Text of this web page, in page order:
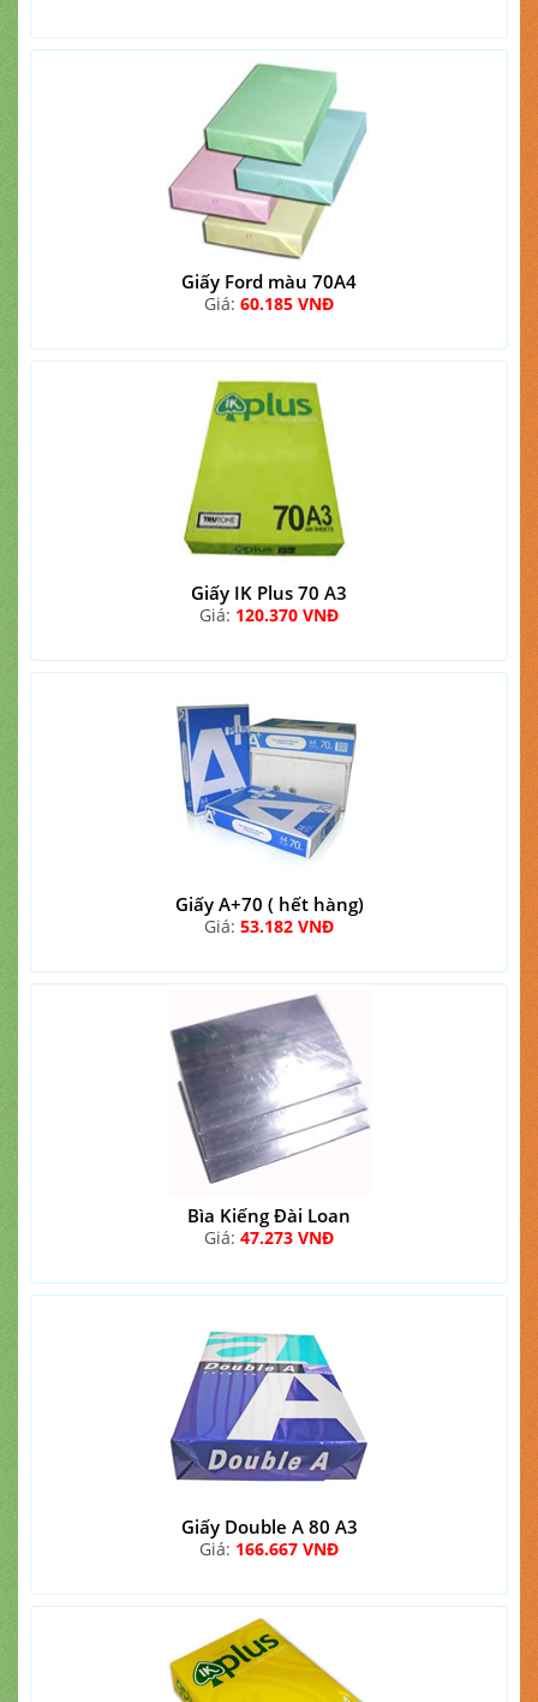
Giấy Ford màu 70A4
Giá: 60.185 VNĐ
Giấy IK Plus 70 A3
Giá: 120.370 VNĐ
Giấy A+70 ( hết hàng)
Giá: 53.182 VNĐ
Bìa Kiếng Đài Loan
Giá: 47.273 VNĐ
Giấy Double A 80 A3
Giá: 166.667 VNĐ